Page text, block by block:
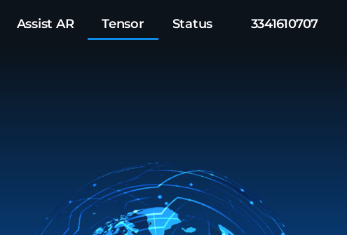
Assist AR Tensor Status 3341610707